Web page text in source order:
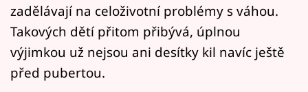
zadělávají na celoživotní problémy s váhou.
Takových dětí přitom přibývá, úplnou
výjimkou už nejsou ani desítky kil navíc ještě
před pubertou.